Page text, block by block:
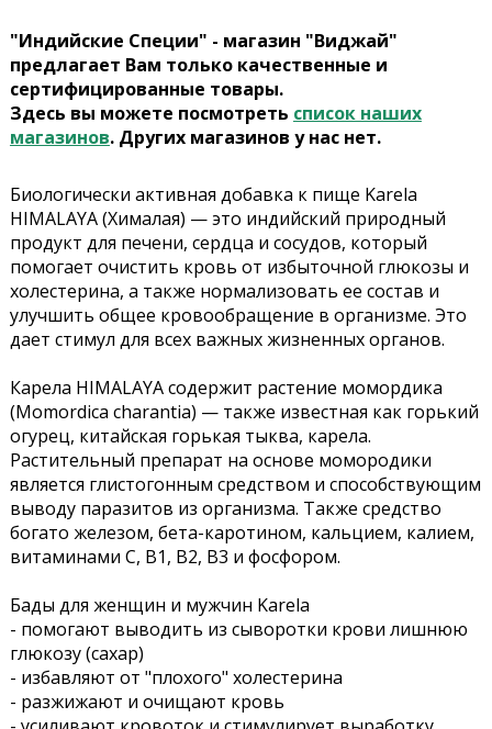
"Индийские Специи" - магазин "Виджай"
предлагает Вам только качественные и
сертифицированные товары.
Здесь вы можете посмотреть список наших
магазинов. Других магазинов у нас нет.
Биологически активная добавка к пище Karela
HIMALAYA (Хималая) — это индийский природный
продукт для печени, сердца и сосудов, который
помогает очистить кровь от избыточной глюкозы и
холестерина, а также нормализовать ее состав и
улучшить общее кровообращение в организме. Это
дает стимул для всех важных жизненных органов.
Карела HIMALAYA содержит растение момордика
(Momordica charantia) — также известная как горький
огурец, китайская горькая тыква, карела.
Растительный препарат на основе момородики
является глистогонным средством и способствующим
выводу паразитов из организма. Также средство
богато железом, бета-каротином, кальцием, калием,
витаминами С, В1, В2, В3 и фосфором.
Бады для женщин и мужчин Karela
- помогают выводить из сыворотки крови лишнюю
глюкозу (сахар)
- избавляют от "плохого" холестерина
- разжижают и очищают кровь